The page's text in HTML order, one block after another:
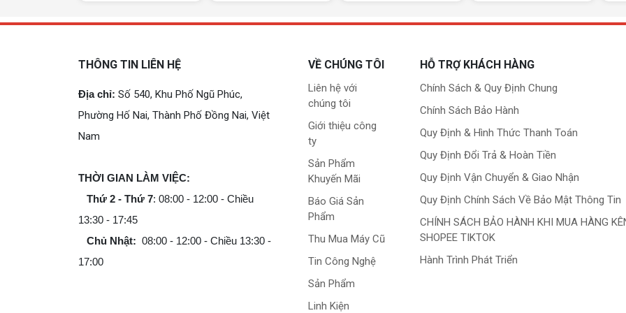
THÔNG TIN LIÊN HỆ
Địa chỉ: Số 540, Khu Phố Ngũ Phúc,
Phường Hố Nai, Thành Phố Đồng Nai, Việt
Nam
THỜI GIAN LÀM VIỆC:
Thứ 2 - Thứ 7: 08:00 - 12:00 - Chiều
13:30 - 17:45
Chủ Nhật: 08:00 - 12:00 - Chiều 13:30 -
17:00
VỀ CHÚNG TÔI
Liên hệ với
chúng tôi
Giới thiệu công
ty
Sản Phẩm
Khuyến Mãi
Báo Giá Sản
Phẩm
Thu Mua Máy Cũ
Tin Công Nghệ
Sản Phẩm
Linh Kiện
HỖ TRỢ KHÁCH HÀNG
Chính Sách & Quy Định Chung
Chính Sách Bảo Hành
Quy Định & Hình Thức Thanh Toán
Quy Định Đổi Trả & Hoàn Tiền
Quy Định Vận Chuyển & Giao Nhận
Quy Định Chính Sách Về Bảo Mật Thông Tin
CHÍNH SÁCH BẢO HÀNH KHI MUA HÀNG
SHOPEE TIKTOK
Hành Trình Phát Triển